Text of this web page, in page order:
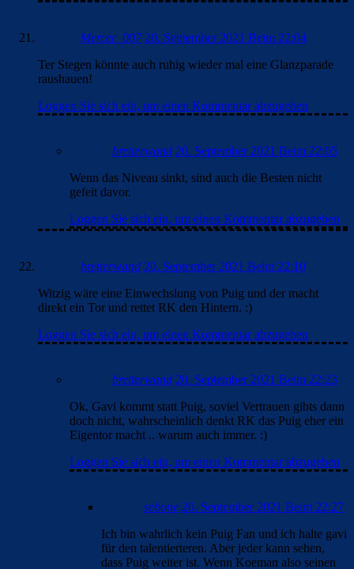
Mercer_007 20. September 2021 Beim 22:04
Ter Stegen könnte auch ruhig wieder mal eine Glanzparade
raushauen!
Loggen Sie sich ein, um einen Kommentar abzugeben
bretterwand 20. September 2021 Beim 22:05
Wenn das Niveau sinkt, sind auch die Besten nicht
gefeit davor.
Loggen Sie sich ein, um einen Kommentar abzugeben
bretterwand 20. September 2021 Beim 22:10
Witzig wäre eine Einwechslung von Puig und der macht
direkt ein Tor und rettet RK den Hintern. :)
Loggen Sie sich ein, um einen Kommentar abzugeben
bretterwand 20. September 2021 Beim 22:23
Ok, Gavi kommt statt Puig, soviel Vertrauen gibts dann
doch nicht, wahrscheinlich denkt RK das Puig eher ein
Eigentor macht .. warum auch immer. :)
Loggen Sie sich ein, um einen Kommentar abzugeben
sebone 20. September 2021 Beim 22:27
Ich bin wahrlich kein Puig Fan und ich halte gavi
für den talentierteren. Aber jeder kann sehen,
dass Puig weiter ist. Wenn Koeman also seinen